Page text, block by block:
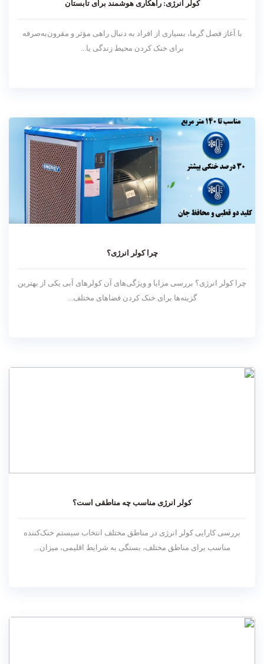
کولر انرژی: راهکاری هوشمند برای تابستان
با آغاز فصل گرما، بسیاری از افراد به دنبال راهی مؤثر و مقرون‌به‌صرفه
برای خنک کردن محیط زندگی یا...
چرا کولر انرژی؟
چرا کولر انرژی؟ بررسی مزایا و ویژگی‌های آن کولرهای آبی یکی از بهترین
گزینه‌ها برای خنک کردن فضاهای مختلف...
کولر انرژی مناسب چه مناطقی است؟
بررسی کارایی کولر انرژی در مناطق مختلف انتخاب سیستم خنک‌کننده
مناسب برای مناطق مختلف، بستگی به شرایط اقلیمی، میزان...